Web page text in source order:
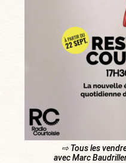
⇨ Tous les
avec Marc